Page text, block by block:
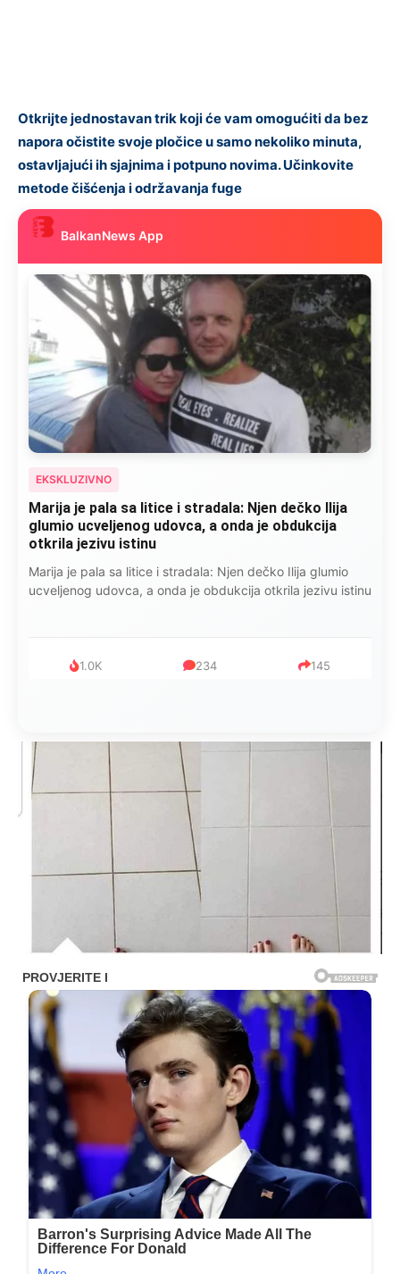
Otkrijte jednostavan trik koji će vam omogućiti da bez
napora očistite svoje pločice u samo nekoliko minuta,
ostavljajući ih sjajnima i potpuno novima. Učinkovite
metode čišćenja i održavanja fuge
BalkanNews App
EKSKLUZIVNO
Marija je pala sa litice i stradala: Njen dečko Ilija
glumio ucveljenog udovca, a onda je obdukcija
otkrila jezivu istinu
Marija je pala sa litice i stradala: Njen dečko Ilija glumio
ucveljenog udovca, a onda je obdukcija otkrila jezivu istinu
1.0K 234 145